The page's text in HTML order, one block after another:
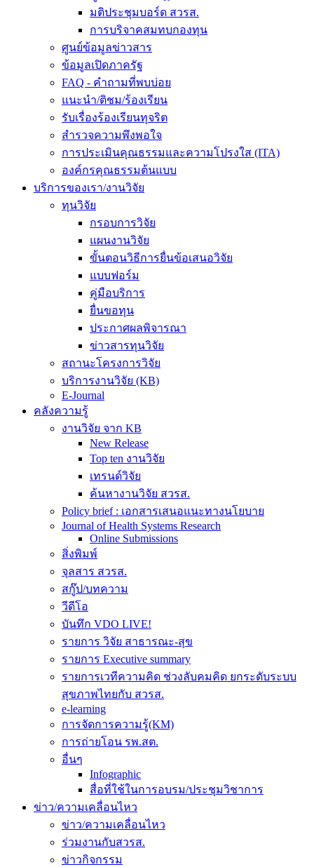
มติประชุมบอร์ด สวรส.
การบริจาคสมทบกองทุน
ศูนย์ข้อมูลข่าวสาร
ข้อมูลเปิดภาครัฐ
FAQ - คำถามที่พบบ่อย
แนะนำ/ติชม/ร้องเรียน
รับเรื่องร้องเรียนทุจริต
สำรวจความพึงพอใจ
การประเมินคุณธรรมและความโปรงใส (ITA)
องค์กรคุณธรรมต้นแบบ
บริการของเรา/งานวิจัย
ทุนวิจัย
กรอบการวิจัย
แผนงานวิจัย
ขั้นตอนวิธีการยื่นข้อเสนอวิจัย
แบบฟอร์ม
คู่มือบริการ
ยื่นขอทุน
ประกาศผลพิจารณา
ข่าวสารทุนวิจัย
สถานะโครงการวิจัย
บริการงานวิจัย (KB)
E-Journal
คลังความรู้
งานวิจัย จาก KB
New Release
Top ten งานวิจัย
เทรนด์วิจัย
ค้นหางานวิจัย สวรส.
Policy brief : เอกสารเสนอแนะทางนโยบาย
Journal of Health Systems Research
Online Submissions
สิ่งพิมพ์
จุลสาร สวรส.
สกู๊ป/บทความ
วีดีโอ
บันทึก VDO LIVE!
รายการ วิจัย สาธารณะ-สุข
รายการ Executive summary
รายการเวทีความคิด ช่วงลับคมคิด ยกระดับระบบ
สุขภาพไทยกับ สวรส.
e-learning
การจัดการความรู้(KM)
การถ่ายโอน รพ.สต.
อื่นๆ
Infographic
สื่อที่ใช้ในการอบรม/ประชุมวิชาการ
ข่าว/ความเคลื่อนไหว
ข่าว/ความเคลื่อนไหว
ร่วมงานกับสวรส.
ข่าวกิจกรรม